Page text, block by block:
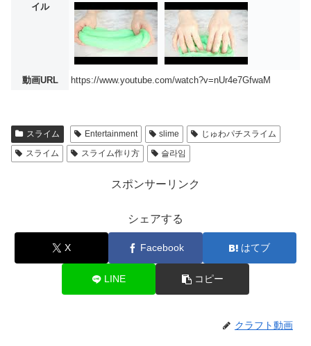
イル
動画URL https://www.youtube.com/watch?v=nUr4e7GfwaM
スライム Entertainment slime
じゅわパチスライム
スライム
スライム作り方 슬라임
スポンサーリンク
シェアする
X Facebook はてブ
LINE コピー
クラフト動画